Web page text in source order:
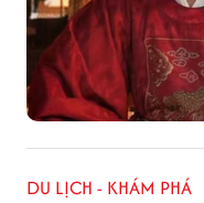
DU LỊCH - KHÁM PHÁ